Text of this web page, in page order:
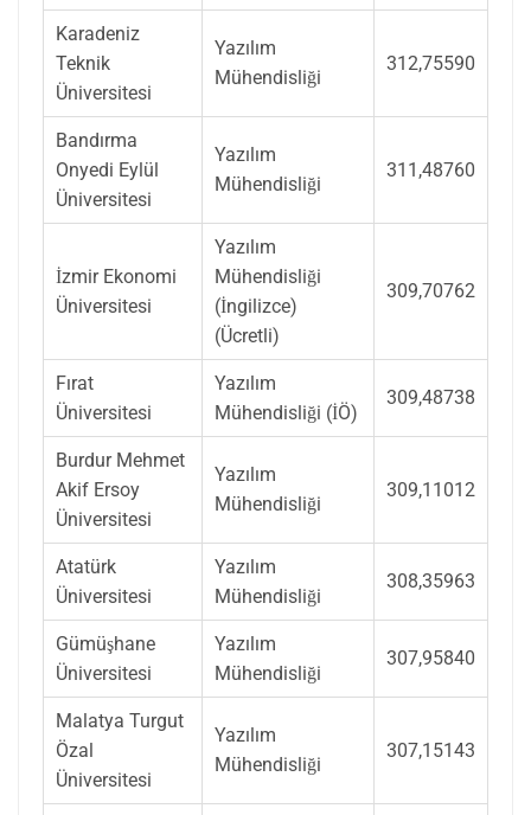
Karadeniz
Teknik
Üniversitesi
Yazılım
Mühendisliği
312,75590
Bandırma
Onyedi Eylül
Üniversitesi
Yazılım
Mühendisliği
311,48760
İzmir Ekonomi
Üniversitesi
Yazılım
Mühendisliği
(İngilizce)
(Ücretli)
309,70762
Fırat
Üniversitesi
Yazılım
Mühendisliği (İÖ)
309,48738
Burdur Mehmet
Akif Ersoy
Üniversitesi
Yazılım
Mühendisliği
309,11012
Atatürk
Üniversitesi
Yazılım
Mühendisliği
308,35963
Gümüşhane
Üniversitesi
Yazılım
Mühendisliği
307,95840
Malatya Turgut
Özal
Üniversitesi
Yazılım
Mühendisliği
307,15143